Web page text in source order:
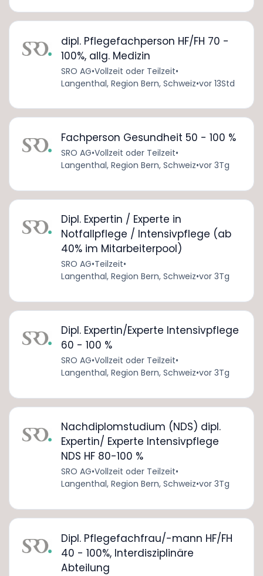
dipl. Pflegefachperson HF/FH 70 -
100%, allg. Medizin
SRO AG•Vollzeit oder Teilzeit•
Langenthal, Region Bern, Schweiz•vor 13Std
Fachperson Gesundheit 50 - 100 %
SRO AG•Vollzeit oder Teilzeit•
Langenthal, Region Bern, Schweiz•vor 3Tg
Dipl. Expertin / Experte in
Notfallpflege / Intensivpflege (ab
40% im Mitarbeiterpool)
SRO AG•Teilzeit•
Langenthal, Region Bern, Schweiz•vor 3Tg
Dipl. Expertin/Experte Intensivpflege
60 - 100 %
SRO AG•Vollzeit oder Teilzeit•
Langenthal, Region Bern, Schweiz•vor 3Tg
Nachdiplomstudium (NDS) dipl.
Expertin/ Experte Intensivpflege
NDS HF 80-100 %
SRO AG•Vollzeit oder Teilzeit•
Langenthal, Region Bern, Schweiz•vor 3Tg
Dipl. Pflegefachfrau/-mann HF/FH
40 - 100%, Interdisziplinäre
Abteilung